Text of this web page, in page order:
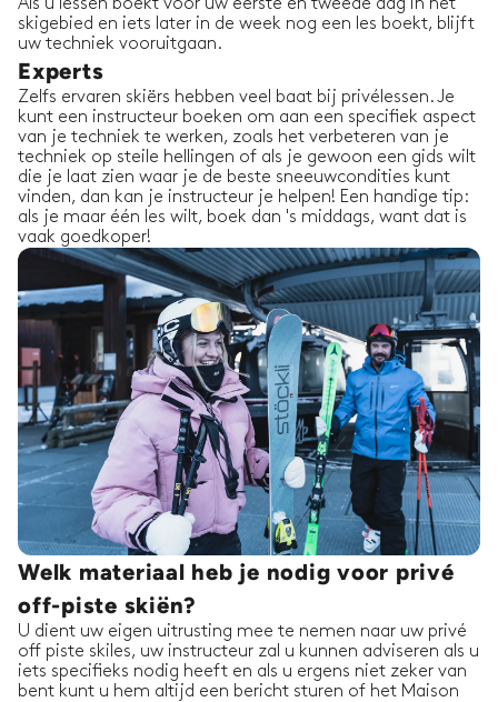
Als u lessen boekt voor uw eerste en tweede dag in het
skigebied en iets later in de week nog een les boekt, blijft
uw techniek vooruitgaan.
Experts
Zelfs ervaren skiërs hebben veel baat bij privélessen. Je
kunt een instructeur boeken om aan een specifiek aspect
van je techniek te werken, zoals het verbeteren van je
techniek op steile hellingen of als je gewoon een gids wilt
die je laat zien waar je de beste sneeuwcondities kunt
vinden, dan kan je instructeur je helpen! Een handige tip:
als je maar één les wilt, boek dan 's middags, want dat is
vaak goedkoper!
Welk materiaal heb je nodig voor privé
off-piste skiën?
U dient uw eigen uitrusting mee te nemen naar uw privé
off piste skiles, uw instructeur zal u kunnen adviseren als u
iets specifieks nodig heeft en als u ergens niet zeker van
bent kunt u hem altijd een bericht sturen of het Maison